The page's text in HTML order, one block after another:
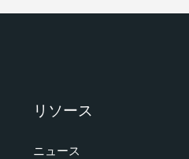
リソース
ニュース